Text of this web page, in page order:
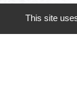
This site